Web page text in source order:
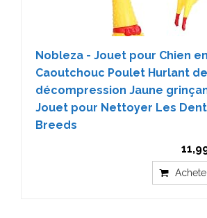
Nobleza - Jouet pour Chien en
Caoutchouc Poulet Hurlant de
décompression Jaune
Jouet pour Nettoyer Les
Breeds